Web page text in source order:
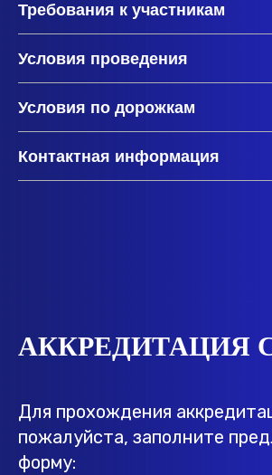
Требования к участникам
Условия проведения
Условия по дорожкам
Контактная информация
АККРЕДИТАЦИЯ
Для прохождения
пожалуйста, заполните
форму: